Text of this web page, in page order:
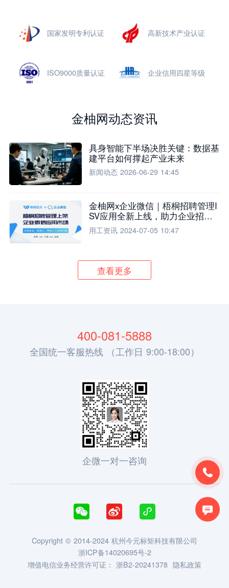
国家发明专利认证 高新技术产业认证
ISO9000质量认证 企业信用四星等级
金柚网动态资讯
具身智能下半场决胜关键：数据基
建平台如何撑起产业未来
新闻动态 2026-06-29 14:45
金柚网x企业微信｜梧桐招聘管理I
SV应用全新上线，助力企业招聘
流程全面升级
用工资讯 2024-07-05 10:47
查看更多


400-081-5888
全国统一客服热线 （工作日 9:00-18:00）
企微一对一咨询
  
Copyright © 2014-2024 杭州今元标矩科技有限公司
浙ICP备14020695号-2
增值电信业务经营许可证： 浙B2-20241378 隐私政策